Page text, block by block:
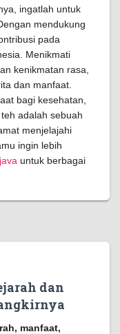
ingatlah untuk
mendukung
pada
Menikmati
kenikmatan rasa,
dan manfaat.
bagi kesehatan,
adalah sebuah
menjelajahi
ingin lebih
untuk berbagai
dan
manfaat,